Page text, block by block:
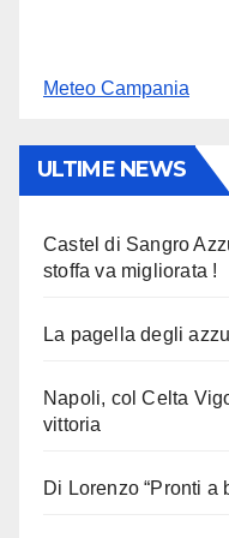
Meteo Campania
ULTIME NEWS
Castel di Sangro
stoffa va migliorata !
La pagella degli
Napoli, col Celta
vittoria
Di Lorenzo “Pronti a